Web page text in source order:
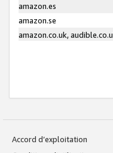
amazon.es
amazon.se
amazon.co.uk,
Accord d’exploitation